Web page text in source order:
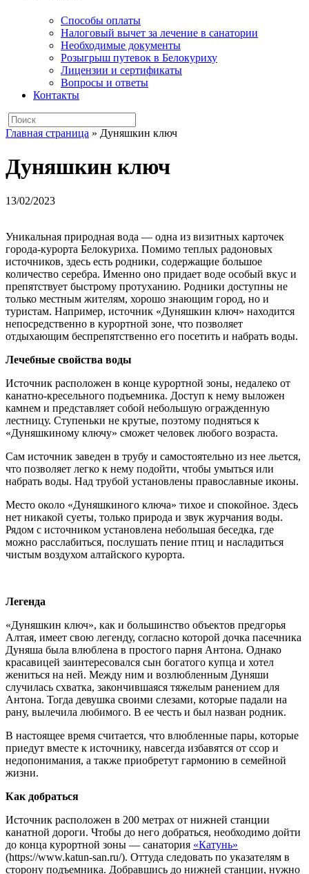
Способы оплаты
Налоговый вычет за лечение в санатории
Необходимые документы
Розыгрыш путевок в Белокуриху
Лицензии и сертификаты
Вопросы и ответы
Контакты
Главная страница » Дуняшкин ключ
Дуняшкин ключ
13/02/2023
Уникальная природная вода — одна из визитных карточек
города-курорта Белокуриха. Помимо теплых радоновых
источников, здесь есть родники, содержащие большое
количество серебра. Именно оно придает воде особый вкус и
препятствует быстрому протуханию. Родники доступны не
только местным жителям, хорошо знающим город, но и
туристам. Например, источник «Дуняшкин ключ» находится
непосредственно в курортной зоне, что позволяет
отдыхающим беспрепятственно его посетить и набрать воды.
Лечебные свойства воды
Источник расположен в конце курортной зоны, недалеко от
канатно-кресельного подъемника. Доступ к нему выложен
камнем и представляет собой небольшую огражденную
лестницу. Ступеньки не крутые, поэтому подняться к
«Дуняшкиному ключу» сможет человек любого возраста.
Сам источник заведен в трубу и самостоятельно из нее льется,
что позволяет легко к нему подойти, чтобы умыться или
набрать воды. Над трубой установлены православные иконы.
Место около «Дуняшкиного ключа» тихое и спокойное. Здесь
нет никакой суеты, только природа и звук журчания воды.
Рядом с источником установлена небольшая беседка, где
можно расслабиться, послушать пение птиц и насладиться
чистым воздухом алтайского курорта.
Легенда
«Дуняшкин ключ», как и большинство объектов предгорья
Алтая, имеет свою легенду, согласно которой дочка пасечника
Дуняша была влюблена в простого парня Антона. Однако
красавицей заинтересовался сын богатого купца и хотел
жениться на ней. Между ним и возлюбленным Дуняши
случилась схватка, закончившаяся тяжелым ранением для
Антона. Тогда девушка своими слезами, которые падали на
рану, вылечила любимого. В ее честь и был назван родник.
В настоящее время считается, что влюбленные пары, которые
приедут вместе к источнику, навсегда избавятся от ссор и
недопонимания, а также приобретут гармонию в семейной
жизни.
Как добраться
Источник расположен в 200 метрах от нижней станции
канатной дороги. Чтобы до него добраться, необходимо дойти
до конца курортной зоны — санатория «Катунь»
(https://www.katun-san.ru/). Оттуда следовать по указателям в
сторону подъемника. Добравшись до нижней станции, нужно